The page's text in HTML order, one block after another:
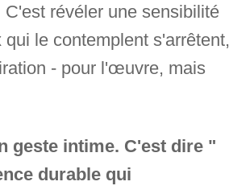
révéler une sensibilité
le contemplent s'arrêtent,
- pour l'œuvre, mais
geste intime. C'est dire "
durable qui